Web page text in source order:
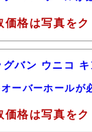
格は写真を
ン ウニコ キ
ーバーホールが
格は写真を